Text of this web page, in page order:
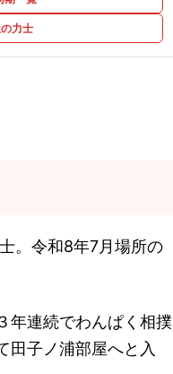
力士
。令和8年7月場所の
年連続でわんぱく相撲
田子ノ浦部屋へと入